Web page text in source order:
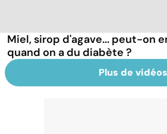
Miel, sirop d'agave... peut-on
quand on a du diabète ?
Plus de vidéos